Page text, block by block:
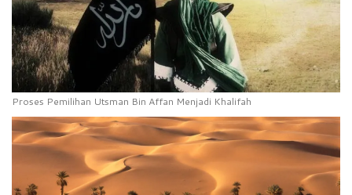
Proses Pemilihan Utsman Bin Affan Menjadi Khalifah